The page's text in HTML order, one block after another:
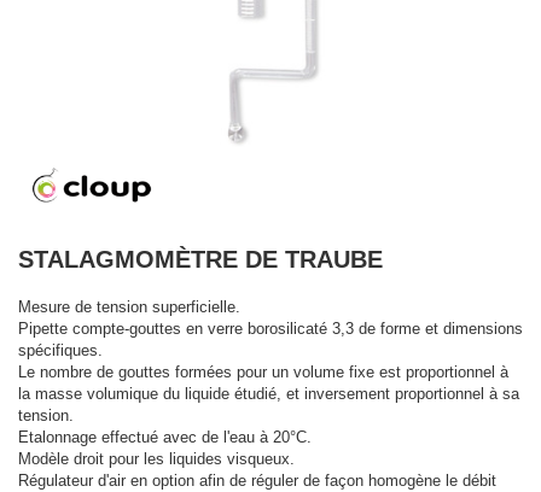
STALAGMOMÈTRE DE TRAUBE
Mesure de tension superficielle.
Pipette compte-gouttes en verre borosilicaté 3,3 de forme et dimensions
spécifiques.
Le nombre de gouttes formées pour un volume fixe est proportionnel à
la masse volumique du liquide étudié, et inversement proportionnel à sa
tension.
Etalonnage effectué avec de l'eau à 20°C.
Modèle droit pour les liquides visqueux.
Régulateur d'air en option afin de réguler de façon homogène le débit